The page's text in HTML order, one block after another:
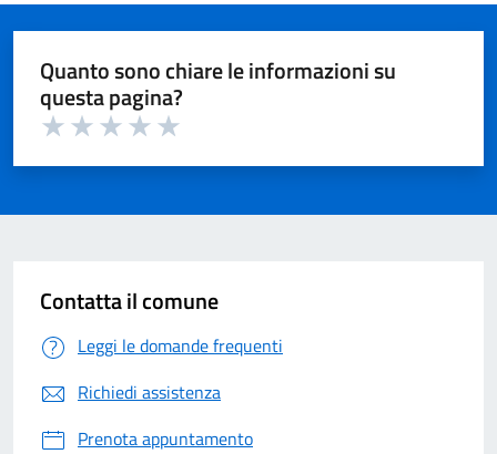
Quanto sono chiare le informazioni su
questa pagina?
Contatta il comune
Leggi le domande frequenti
Richiedi assistenza
Prenota appuntamento